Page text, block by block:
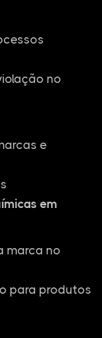
no
e
em
marca no
para produtos